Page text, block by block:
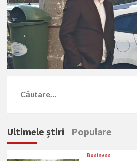
Caută
Ultimele știri Populare
Business